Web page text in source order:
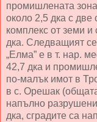
промишлената
около 2,5 дка с две
комплекс от земи
дка. Следващият
„Елма” е в т. нар.
42,7 дка и
по-малък имот в
в с. Орешак
напълно
дка, сградите са